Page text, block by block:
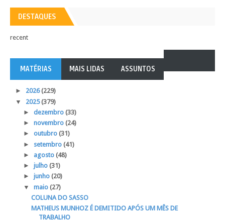
DESTAQUES
recent
MATÉRIAS MAIS LIDAS ASSUNTOS
► 2026(229)
▼ 2025(379)
► dezembro (33)
► novembro (24)
► outubro (31)
► setembro (41)
► agosto (48)
► julho (31)
► junho (20)
▼ maio (27)
COLUNA DO SASSO
MATHEUS MUNHOZ É DEMITIDO APÓS UM MÊS DE
TRABALHO